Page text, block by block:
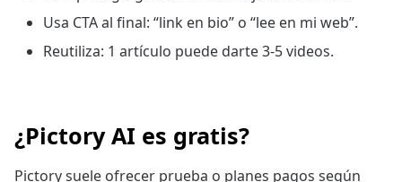
Usa CTA al final: “link en bio” o “lee en mi web”.
Reutiliza: 1 artículo puede darte 3-5 videos.
¿Pictory AI es gratis?
Pictory suele ofrecer prueba o planes pagos según